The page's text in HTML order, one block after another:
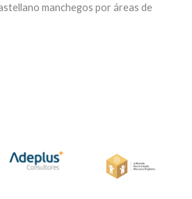
manchegos por áreas de